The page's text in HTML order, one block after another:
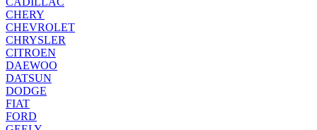
CHERY
CHEVROLET
CHRYSLER
CITROEN
DAEWOO
DATSUN
DODGE
FIAT
FORD